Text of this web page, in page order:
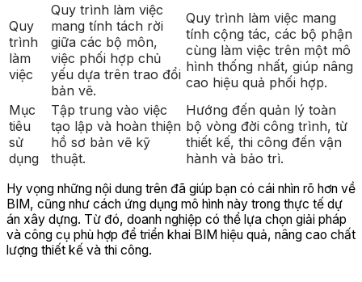
Quy
trình
làm
việc
Quy trình làm việc
mang tính tách rời
giữa các bộ môn,
việc phối hợp chủ
yếu dựa trên trao đổi
bản vẽ.
Quy trình làm việc mang
tính cộng tác, các bộ phận
cùng làm việc trên một mô
hình thống nhất, giúp nâng
cao hiệu quả phối hợp.
Mục
tiêu
sử
dụng
Tập trung vào việc
tạo lập và hoàn thiện
hồ sơ bản vẽ kỹ
thuật.
Hướng đến quản lý toàn
bộ vòng đời công trình, từ
thiết kế, thi công đến vận
hành và bảo trì.
Hy vọng những nội dung trên đã giúp bạn có cái nhìn rõ hơn về
BIM, cũng như cách ứng dụng mô hình này trong thực tế dự
án xây dựng. Từ đó, doanh nghiệp có thể lựa chọn giải pháp
và công cụ phù hợp để triển khai BIM hiệu quả, nâng cao chất
lượng thiết kế và thi công.